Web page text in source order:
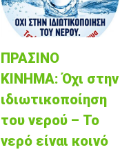
ΠΡΑΣΙΝΟ
ΚΙΝΗΜΑ: Όχι στην
ιδιωτικοποίηση
του νερού – Το
νερό είναι κοινό